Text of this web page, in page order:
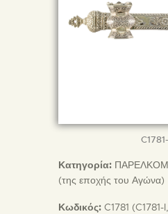
Κατηγορία:
(της εποχής του Αγώνα)
Κωδικός: C1781 (C1781-